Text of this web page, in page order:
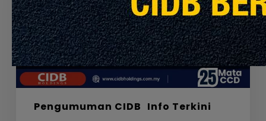
Pengumuman CIDB Info Terkini